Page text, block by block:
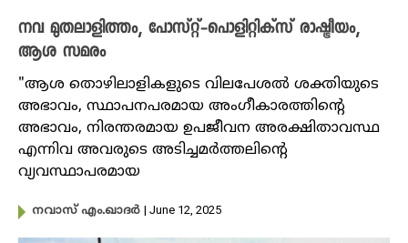
നവ മുതലാളിത്തം, പോസ്റ്റ്-പൊളിറ്റിക്‌സ് രാഷ്ട്രീയം,
ആശ സമരം
"ആശ തൊഴിലാളികളുടെ വിലപേശൽ ശക്തിയുടെ
അഭാവം, സ്ഥാപനപരമായ അംഗീകാരത്തിന്റെ
അഭാവം, നിരന്തരമായ ഉപജീവന അരക്ഷിതാവസ്ഥ
എന്നിവ അവരുടെ അടിച്ചമർത്തലിന്റെ
വ്യവസ്ഥാപരമായ
നവാസ് എം.ഖാദർ | June 12, 2025